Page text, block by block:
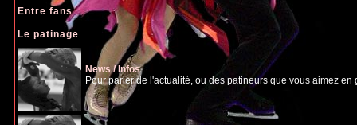
Entre fans
Le patinage
News / Infos
Pour parler de l'actualité, ou des patineurs que vous aimez